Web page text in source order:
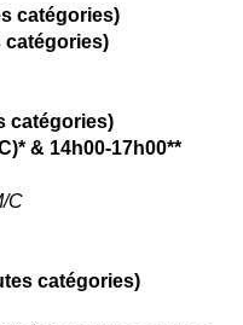
catégories)
catégories)
catégories)
& 14h00-17h00**
C
catégories)